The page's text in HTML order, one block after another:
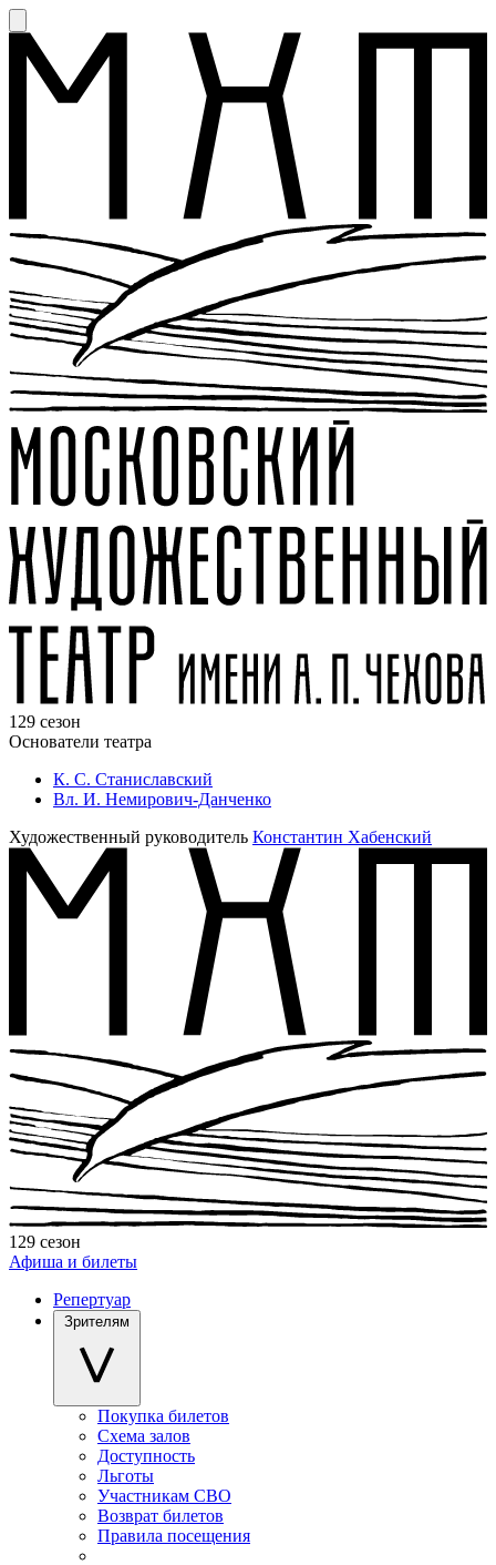
129 сезон
Основатели театра
К. С. Станиславский
Вл. И. Немирович-Данченко
Художественный руководитель Константин Хабенский
129 сезон
Афиша и билеты
Репертуар
Зрителям
Покупка билетов
Схема залов
Доступность
Льготы
Участникам СВО
Возврат билетов
Правила посещения